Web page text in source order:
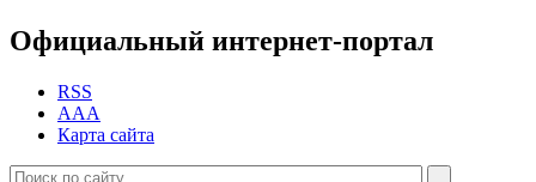
Официальный интернет-портал
RSS
AAA
Карта сайта